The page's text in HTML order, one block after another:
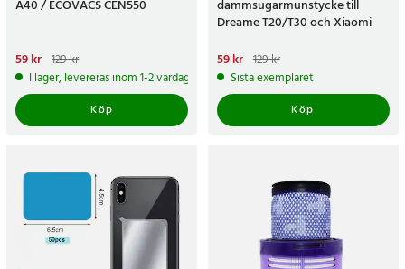
A40 / ECOVACS CEN550
Nuvarande pris
pris:129 kr
59 kr 129 kr
I lager, levereras inom 1-2 vardagar
Köp
dammsugarmunstycke till
Dreame T20/T30 och Xiaomi
Nuvarande pris
pris:129 kr
59 kr 129 kr
Sista exemplaret
Köp